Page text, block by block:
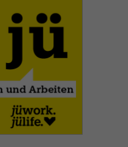
und weiter
Funktionen und sind für die
anzeigen